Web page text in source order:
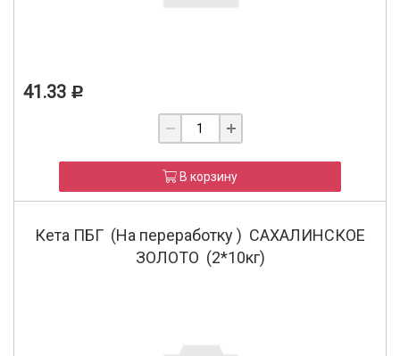
41.33 Р
В корзину
Кета ПБГ (На переработку ) САХАЛИНСКОЕ
ЗОЛОТО (2*10кг)